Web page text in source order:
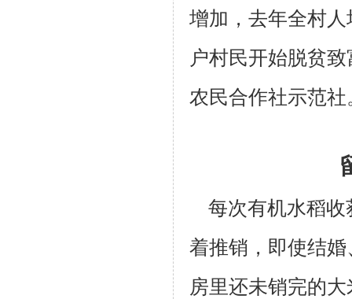
增加，去年全村
户村民开始脱贫
农民合作社示范社
每次有机水稻收
着推销，即使结
房里还未销完的大